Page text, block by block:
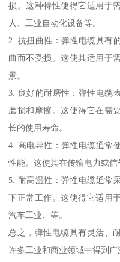
损。这种特性使得它适用于
人、工业自动化设备等。
2. 抗扭曲性：弹性电缆具有
曲而不受损。这使其适用于
景。
3. 良好的耐磨性：弹性电缆
磨损和摩擦。这使得它在需
长的使用寿命。
4. 高电导性：弹性电缆通常
性能。这使其在传输电力或信
5. 耐高温性：弹性电缆通常
下正常工作。这使得它适用
汽车工业、等。
总之，弹性电缆具有灵活、
许多工业和商业领域中得到广